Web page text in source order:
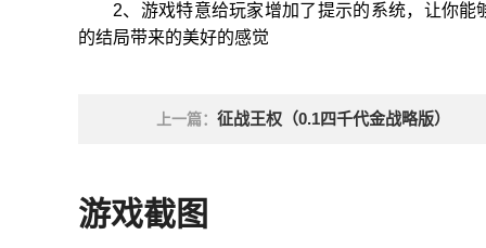
2、游戏特意给玩家增加了提示的系统，让你
的结局带来的美好的感觉
上一篇： 征战王权（0.1四千代金战略版）
游戏截图